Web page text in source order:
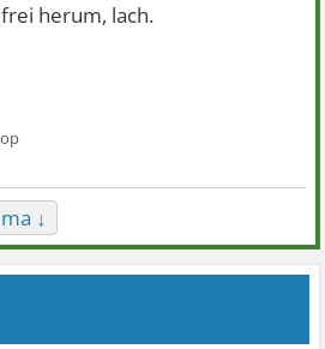
herum, lach.
↓